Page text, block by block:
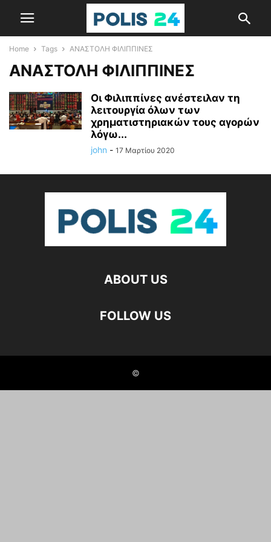
Home Tags ΑΝΑΣΤΟΛΗ ΦΙΛΙΠΠΙΝΕΣ
ΑΝΑΣΤΟΛΗ ΦΙΛΙΠΠΙΝΕΣ
Οι Φιλιππίνες ανέστειλαν τη
λειτουργία όλων των
χρηματιστηριακών τους αγορών
λόγω...
john - 17 Μαρτίου 2020
ABOUT US
FOLLOW US
©